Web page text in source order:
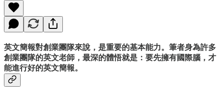
英文簡報對創業團隊來說，是重要的基本能力。筆者身為許多
創業團隊的英文老師，最深的體悟就是：要先擁有國際腦，才
能進行好的英文簡報。